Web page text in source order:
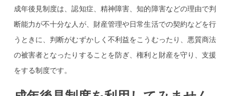
成年後見制度は、認知症、精神障害、知的障害などの理由で判
断能力が不十分な人が、財産管理や日常生活での契約などを行
うときに、判断がむずかしく不利益をこうむったり、悪質商法
の被害者となったりすることを防ぎ、権利と財産を守り、支援
をする制度です。